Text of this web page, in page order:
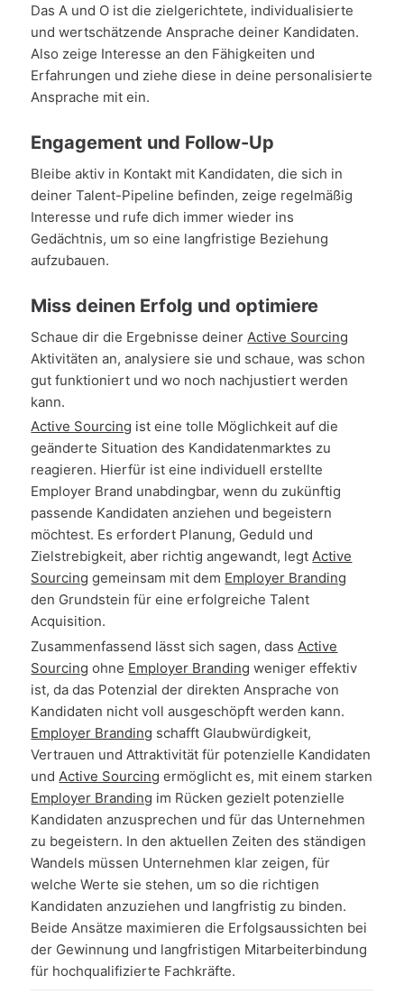
Das A und O ist die zielgerichtete, individualisierte
und wertschätzende Ansprache deiner Kandidaten.
Also zeige Interesse an den Fähigkeiten und
Erfahrungen und ziehe diese in deine personalisierte
Ansprache mit ein.
Engagement und Follow-Up
Bleibe aktiv in Kontakt mit Kandidaten, die sich in
deiner Talent-Pipeline befinden, zeige regelmäßig
Interesse und rufe dich immer wieder ins
Gedächtnis, um so eine langfristige Beziehung
aufzubauen.
Miss deinen Erfolg und optimiere
Schaue dir die Ergebnisse deiner Active Sourcing
Aktivitäten an, analysiere sie und schaue, was schon
gut funktioniert und wo noch nachjustiert werden
kann.
Active Sourcing ist eine tolle Möglichkeit auf die
geänderte Situation des Kandidatenmarktes zu
reagieren. Hierfür ist eine individuell erstellte
Employer Brand unabdingbar, wenn du zukünftig
passende Kandidaten anziehen und begeistern
möchtest. Es erfordert Planung, Geduld und
Zielstrebigkeit, aber richtig angewandt, legtActive
Sourcing gemeinsam mit dem Employer Branding
den Grundstein für eine erfolgreiche Talent
Acquisition.
Zusammenfassend lässt sich sagen, dassActive
Sourcing ohne Employer Branding weniger effektiv
ist, da das Potenzial der direkten Ansprache von
Kandidaten nicht voll ausgeschöpft werden kann.
Employer Branding schafft Glaubwürdigkeit,
Vertrauen und Attraktivität für potenzielle Kandidaten
undActive Sourcing ermöglicht es, mit einem starken
Employer Branding im Rücken gezielt potenzielle
Kandidaten anzusprechen und für das Unternehmen
zu begeistern. In den aktuellen Zeiten des ständigen
Wandels müssen Unternehmen klar zeigen, für
welche Werte sie stehen, um so die richtigen
Kandidaten anzuziehen und langfristig zu binden.
Beide Ansätze maximieren die Erfolgsaussichten bei
der Gewinnung und langfristigen Mitarbeiterbindung
für hochqualifizierte Fachkräfte.